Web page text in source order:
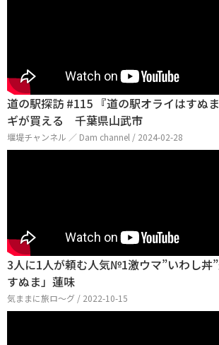
道の駅探訪 #115 『道の駅オライはすぬ
ギが買える 千葉県山武市
堰堤チャンネル ／ Dam channel / 2024-02-28
3人に1人が頼む人気№1激ウマ”いわし丼
すぬま」蓮味
気ままに旅ロ〜グ / 2022-10-15